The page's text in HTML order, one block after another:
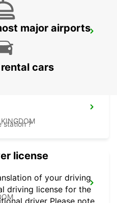
major airports
cars
station ?
license
of your driving
driving license for the